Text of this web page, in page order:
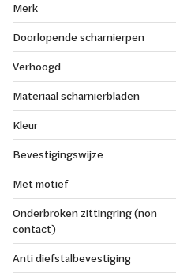
Merk
Doorlopende scharnierpen
Verhoogd
Materiaal scharnierbladen
Kleur
Bevestigingswijze
Met motief
Onderbroken zittingring (non
contact)
Anti diefstalbevestiging